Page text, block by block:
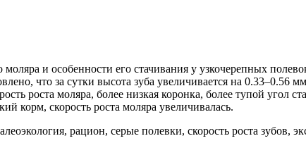
и особенности его стачивания у узкочерепных
что за сутки высота зуба увеличивается на
роста моляра, более низкая коронка, более тупой угол
корм, скорость роста моляра увеличивалась.
рацион, серые полевки, скорость роста зубов,